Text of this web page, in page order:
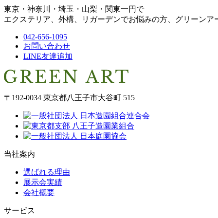
東京・神奈川・埼玉・山梨・関東一円で
エクステリア、外構、リガーデンでお悩みの方、グリーンア
042-656-1095
お問い合わせ
LINE友達追加
〒192-0034 東京都八王子市大谷町 515
当社案内
選ばれる理由
展示会実績
会社概要
サービス